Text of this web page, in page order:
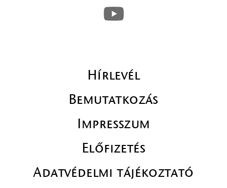
Hírlevél
Bemutatkozás
Impresszum
Előfizetés
Adatvédelmi tájékoztató